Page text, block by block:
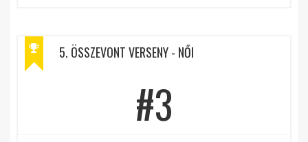
5. ÖSSZEVONT VERSENY - NŐI
#3